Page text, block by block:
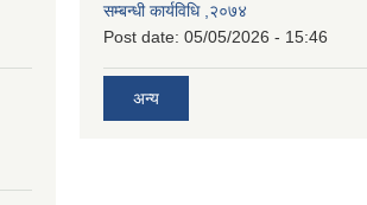
सम्बन्धी कार्यविधि ,२०७४
Post date: 05/05/2026 - 15:46
अन्य